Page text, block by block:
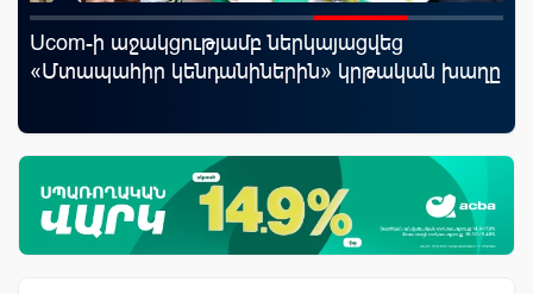
Ucom-ի աջակցությամբ ներկայացվեց
«Մտապահիր կենդանիներին» կրթական խաղը